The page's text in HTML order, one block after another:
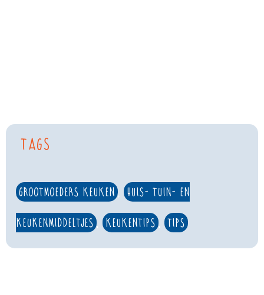
Tags
grootmoeders keuken , huis- tuin- en
keukenmiddeltjes , keukentips , tips